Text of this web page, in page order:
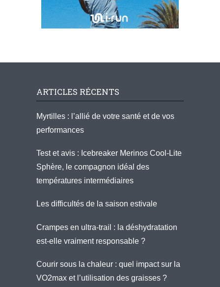
ARTICLES RÉCENTS
Myrtilles : l’allié de votre santé et de vos
performances
Test et avis : Icebreaker Merinos Cool-Lite
Sphère, le compagnon idéal des
températures intermédiaires
Les difficultés de la saison estivale
Crampes en ultra-trail : la déshydratation
est-elle vraiment responsable ?
Courir sous la chaleur : quel impact sur la
VO2max et l’utilisation des graisses ?